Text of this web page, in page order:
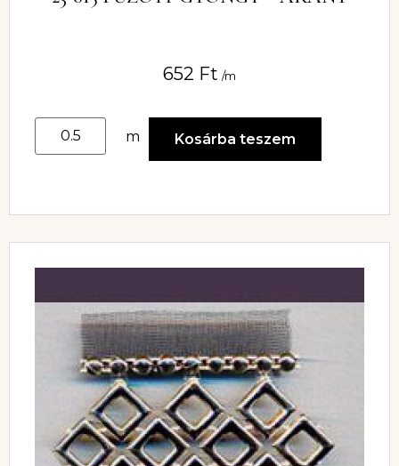
652 Ft /m
m Kosárba teszem